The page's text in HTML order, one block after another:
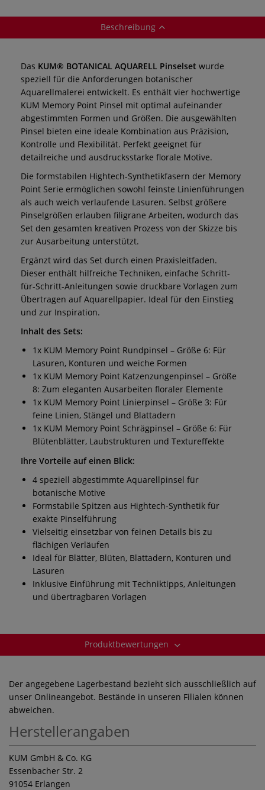
Beschreibung
Das KUM® BOTANICAL AQUARELL Pinselset wurde
speziell für die Anforderungen botanischer
Aquarellmalerei entwickelt. Es enthält vier hochwertige
KUM Memory Point Pinsel mit optimal aufeinander
abgestimmten Formen und Größen. Die ausgewählten
Pinsel bieten eine ideale Kombination aus Präzision,
Kontrolle und Flexibilität. Perfekt geeignet für
detailreiche und ausdrucksstarke florale Motive.
Die formstabilen Hightech-Synthetikfasern der Memory
Point Serie ermöglichen sowohl feinste Linienführungen
als auch weich verlaufende Lasuren. Selbst größere
Pinselgrößen erlauben filigrane Arbeiten, wodurch das
Set den gesamten kreativen Prozess von der Skizze bis
zur Ausarbeitung unterstützt.
Ergänzt wird das Set durch einen Praxisleitfaden.
Dieser enthält hilfreiche Techniken, einfache Schritt-
für-Schritt-Anleitungen sowie druckbare Vorlagen zum
Übertragen auf Aquarellpapier. Ideal für den Einstieg
und zur Inspiration.
Inhalt des Sets:
1x KUM Memory Point Rundpinsel – Größe 6: Für
Lasuren, Konturen und weiche Formen
1x KUM Memory Point Katzenzungenpinsel – Größe
8: Zum eleganten Ausarbeiten floraler Elemente
1x KUM Memory Point Linierpinsel – Größe 3: Für
feine Linien, Stängel und Blattadern
1x KUM Memory Point Schrägpinsel – Größe 6: Für
Blütenblätter, Laubstrukturen und Textureffekte
Ihre Vorteile auf einen Blick:
4 speziell abgestimmte Aquarellpinsel für
botanische Motive
Formstabile Spitzen aus Hightech-Synthetik für
exakte Pinselführung
Vielseitig einsetzbar von feinen Details bis zu
flächigen Verläufen
Ideal für Blätter, Blüten, Blattadern, Konturen und
Lasuren
Inklusive Einführung mit Techniktipps, Anleitungen
und übertragbaren Vorlagen
Produktbewertungen
Der angegebene Lagerbestand bezieht sich ausschließlich auf
unser Onlineangebot. Bestände in unseren Filialen können
abweichen.
Herstellerangaben
KUM GmbH & Co. KG
Essenbacher Str. 2
91054 Erlangen